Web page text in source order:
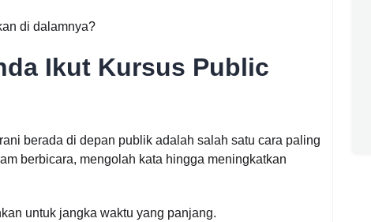
di dalamnya?
Ikut Kursus Public
berada di depan publik adalah salah satu cara paling
berbicara, mengolah kata hingga meningkatkan
untuk jangka waktu yang panjang.